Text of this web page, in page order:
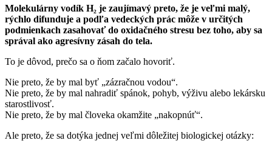
Molekulárny vodík H₂ je zaujímavý preto, že je veľmi malý,
rýchlo difunduje a podľa vedeckých prác môže v určitých
podmienkach zasahovať do oxidačného stresu bez toho, aby sa
správal ako agresívny zásah do tela.
To je dôvod, prečo sa o ňom začalo hovoriť.
Nie preto, že by mal byť „zázračnou vodou“.
Nie preto, že by mal nahradiť spánok, pohyb, výživu alebo lekársku
starostlivosť.
Nie preto, že by mal človeka okamžite „nakopnúť“.
Ale preto, že sa dotýka jednej veľmi dôležitej biologickej otázky: